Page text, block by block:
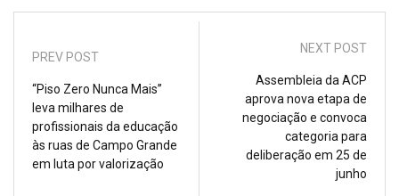
PREV POST
“Piso Zero Nunca Mais”
leva milhares de
profissionais da educação
às ruas de Campo Grande
em luta por valorização
NEXT POST
Assembleia da ACP
aprova nova etapa de
negociação e convoca
categoria para
deliberação em 25 de
junho